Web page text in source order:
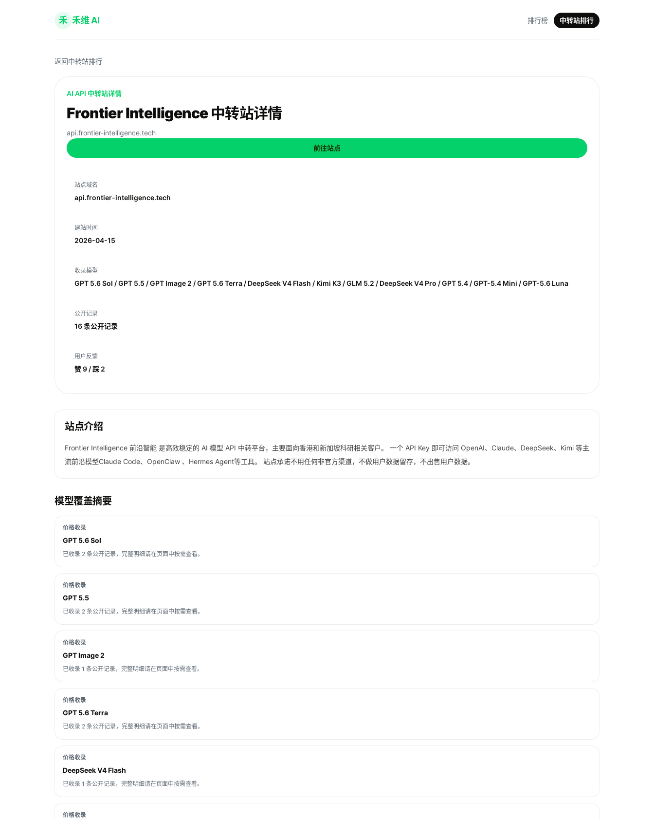
禾 禾维 AI 排行榜 中转站排行
返回中转站排行
AI API 中转站详情
Frontier Intelligence 中转站详情
api.frontier-intelligence.tech
前往站点
站点域名
api.frontier-intelligence.tech
建站时间
2026-04-15
收录模型
GPT 5.6 Sol / GPT 5.5 / GPT Image 2 / GPT 5.6 Terra / DeepSeek V4 Flash / Kimi K3 / GLM 5.2 / DeepSeek V4 Pro / GPT 5.4 / GPT-5.4 Mini / GPT-5.6 Luna
公开记录
16 条公开记录
用户反馈
赞 9 / 踩 2
站点介绍
Frontier Intelligence 前沿智能 是高效稳定的 AI 模型 API 中转平台，主要面向香港和新加坡科研相关客户。 一个 API Key 即可访问 OpenAI、Claude、DeepSeek、Kimi 等主
流前沿模型Claude Code、OpenClaw 、Hermes Agent等工具。 站点承诺不用任何非官方渠道，不做用户数据留存，不出售用户数据。
模型覆盖摘要
价格收录
GPT 5.6 Sol
已收录 2 条公开记录，完整明细请在页面中按需查看。
价格收录
GPT 5.5
已收录 2 条公开记录，完整明细请在页面中按需查看。
价格收录
GPT Image 2
已收录 1 条公开记录，完整明细请在页面中按需查看。
价格收录
GPT 5.6 Terra
已收录 2 条公开记录，完整明细请在页面中按需查看。
价格收录
DeepSeek V4 Flash
已收录 1 条公开记录，完整明细请在页面中按需查看。
价格收录